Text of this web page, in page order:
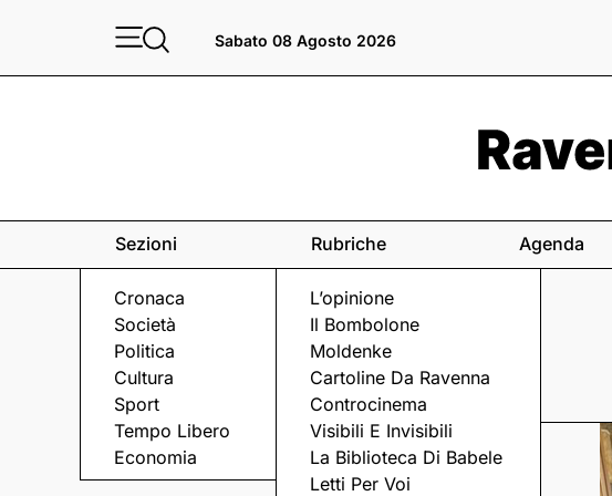
Sabato 08 Agosto 2026
Sezioni
Cronaca
Società
Politica
Cultura
Sport
Tempo Libero
Economia
Rubriche
L’opinione
Il Bombolone
Moldenke
Cartoline Da Ravenna
Controcinema
Visibili E Invisibili
La Biblioteca Di Babele
Letti Per Voi
Agenda
CARABINIERI